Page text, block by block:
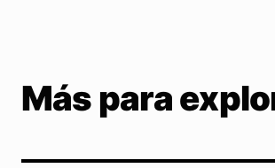
Más para